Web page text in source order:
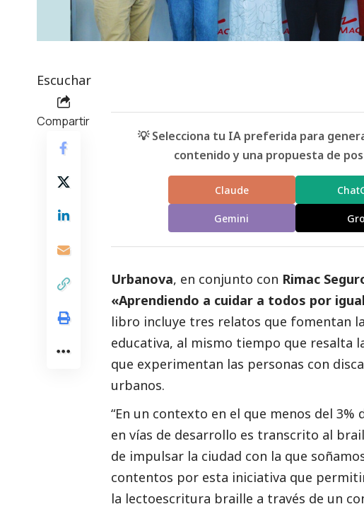
Escuchar
Compartir
💡 Selecciona tu IA preferida para
contenido y una propuesta de
Claude
Gemini
Urbanova, en conjunto con Rimac
«Aprendiendo a cuidar a todos por
libro incluye tres relatos que fomentan
educativa, al mismo tiempo que resalta
que experimentan las personas con
urbanos.
“En un contexto en el que menos del
en vías de desarrollo es transcrito al
de impulsar la ciudad con la que
contentos por esta iniciativa que
la lectoescritura braille a través de un